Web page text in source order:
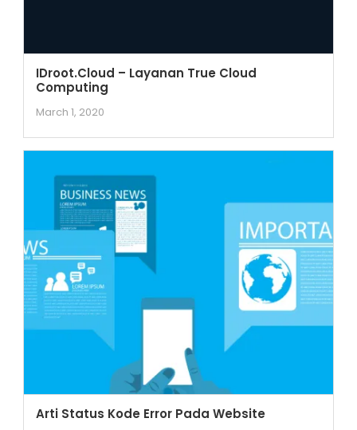
IDroot.Cloud – Layanan True Cloud
Computing
March 1, 2020
Arti Status Kode Error Pada Website